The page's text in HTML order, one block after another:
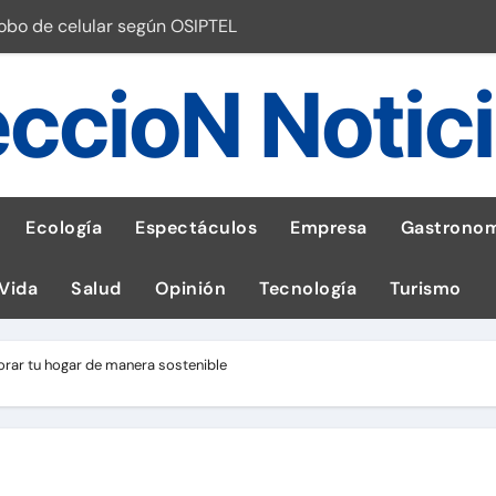
de celular según OSIPTEL
¡Descarga la app de Meridianbet y gana una jugada gratis
inspirado en la fuerza de un volcán
1,600 equipos educativos
por ignorar distancias de seguridad
de GEI en sus operaciones
Ecología Espectáculos Empresa
Salud Opinión Tecnología Turismo
tu hogar de manera sostenible